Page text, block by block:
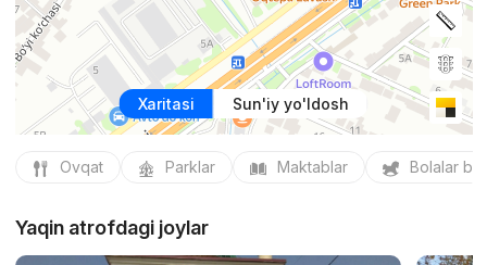
Xaritasi Sun'iy yo'ldosh
Ovqat Parklar Maktablar Bolalar
Yaqin atrofdagi joylar